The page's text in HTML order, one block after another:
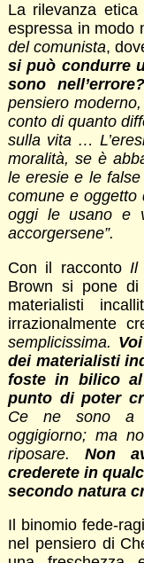
La rilevanza
espressa in modo
del comunista,
si può condurre
sono nell’errore?
pensiero
conto di quanto
sulla vita …
moralità, se è
le eresie e le
comune e oggetto
oggi le usano e
accorgersene”.
Con il racconto Il
Brown si pone di
materialisti
irrazionalmente
semplicissima.
dei materialisti
foste in bilico
punto di poter
Ce ne sono a
oggigiorno; ma
riposare. Non
crederete in
secondo natura
Il binomio fede-
nel pensiero di